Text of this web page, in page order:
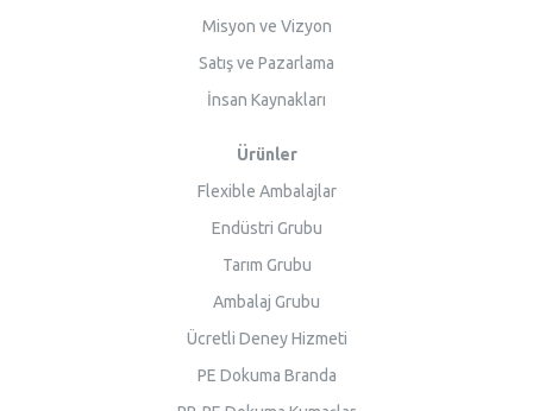
Misyon ve Vizyon
Satış ve Pazarlama
İnsan Kaynakları
Ürünler
Flexible Ambalajlar
Endüstri Grubu
Tarım Grubu
Ambalaj Grubu
Ücretli Deney Hizmeti
PE Dokuma Branda